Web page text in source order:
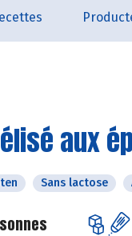
aux
Sans lactose